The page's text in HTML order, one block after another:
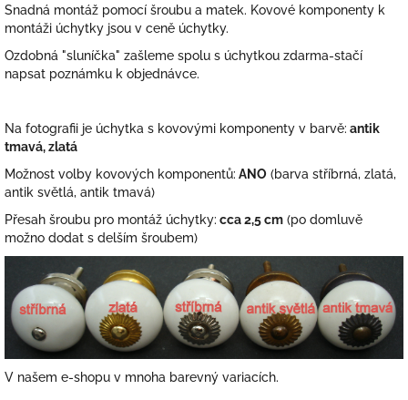
Snadná montáž pomocí šroubu a matek. Kovové komponenty k
montáži úchytky jsou v ceně úchytky.
Ozdobná "sluníčka" zašleme spolu s úchytkou zdarma-stačí
napsat poznámku k objednávce.
Na fotografii je úchytka s kovovými komponenty v barvě: antik
tmavá, zlatá
Možnost volby kovových komponentů: ANO (barva stříbrná, zlatá,
antik světlá, antik tmavá)
Přesah šroubu pro montáž úchytky: cca 2,5 cm (po domluvě
možno dodat s delším šroubem)
V našem e-shopu v mnoha barevný variacích.